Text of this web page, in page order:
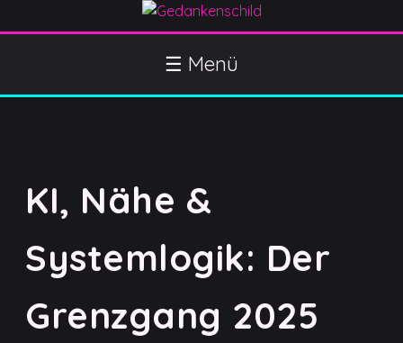
k
t
☰ Menü
KI, Nähe &
Systemlogik: Der
Grenzgang 2025